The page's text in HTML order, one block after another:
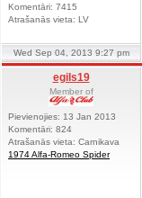
Komentāri: 7415
Atrašanās vieta: LV
Wed Sep 04, 2013 9:27 pm
egils19
Member of
Pievienojies: 13 Jan 2013
Komentāri: 824
Atrašanās vieta: Carnikava
1974 Alfa-Romeo Spider